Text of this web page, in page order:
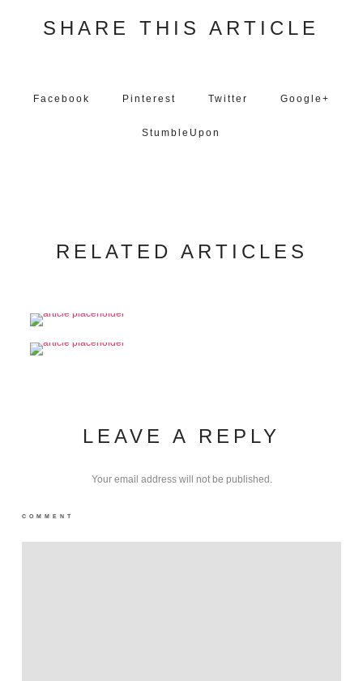
SHARE THIS ARTICLE
Facebook Pinterest Twitter Google+
StumbleUpon
RELATED ARTICLES
LEAVE A REPLY
Your email address will not be published.
COMMENT